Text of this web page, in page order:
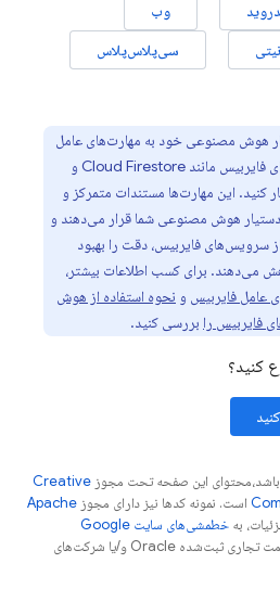
وب
سی‌پلاس‌پلاس
هوش مصنوعی خود به مهارت‌های عامل
فایربیس مانند Cloud Firestoreو
کنید. این مهارت‌ها مستندات متمرکز و
هوش مصنوعی شما قرار می‌دهند و
سرویس‌های فایربیس، دقت را بهبود
می‌دهند. برای کسب اطلاعات بیشتر،
عامل فایربیس و نحوه استفاده از هوش
فایربیس را بررسی کنید.
کنید؟
باشد،‌محتوای این صفحه تحت مجوز Creative
است. نمونه کدها نیز دارای مجوز Apache
به
خطمشی‌های سایت Google
مراجعه کنید. جاوا علامت تجاری ثبت‌شده Oracle و/یا شرکت‌های